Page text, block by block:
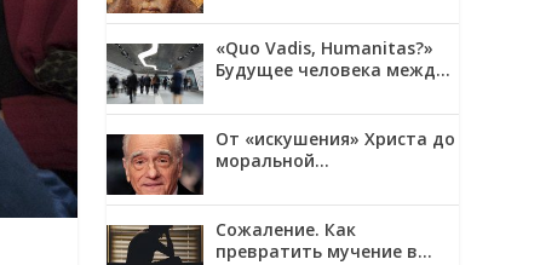
«Quo Vadis, Humanitas?»
Будущее человека между
обожением
От «искушения» Христа до
моральной
фильмах Мартина
Скорсезе
Сожаление. Как
превратить мучение в